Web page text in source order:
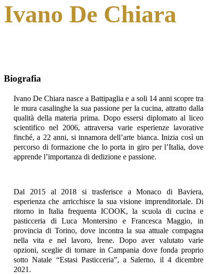
Ivano De Chiara
Biografia
Ivano De Chiara nasce a Battipaglia e a soli 14 anni scopre tra
le mura casalinghe la sua passione per la cucina, attratto dalla
qualità della materia prima. Dopo essersi diplomato al liceo
scientifico nel 2006, attraversa varie esperienze lavorative
finché, a 22 anni, si innamora dell’arte bianca. Inizia così un
percorso di formazione che lo porta in giro per l’Italia, dove
apprende l’importanza di dedizione e passione.
Dal 2015 al 2018 si trasferisce a Monaco di Baviera,
esperienza che arricchisce la sua visione imprenditoriale. Di
ritorno in Italia frequenta ICOOK, la scuola di cucina e
pasticceria di Luca Montersino e Francesca Maggio, in
provincia di Torino, dove incontra la sua attuale compagna
nella vita e nel lavoro, Irene. Dopo aver valutato varie
opzioni, sceglie di tornare in Campania dove fonda proprio
sotto Natale “Estasi Pasticceria”, a Salerno, il 4 dicembre
2021.